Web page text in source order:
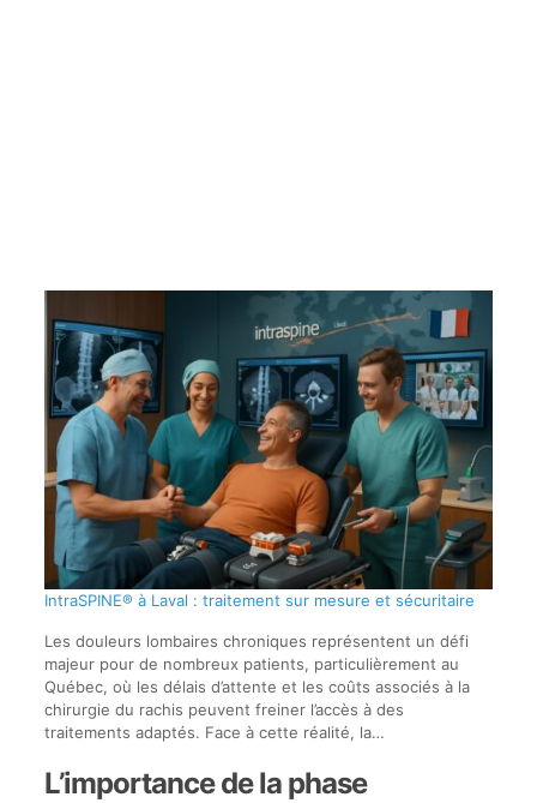
IntraSPINE® à Laval : traitement sur mesure et sécuritaire
Les douleurs lombaires chroniques représentent un défi
majeur pour de nombreux patients, particulièrement au
Québec, où les délais d’attente et les coûts associés à la
chirurgie du rachis peuvent freiner l’accès à des
traitements adaptés. Face à cette réalité, la…
L’importance de la phase